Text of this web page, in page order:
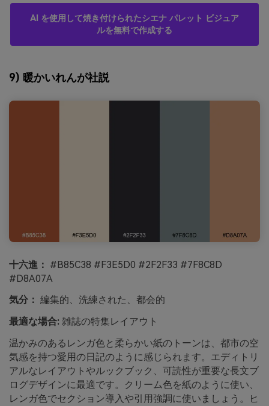
AI を使用して焼き付けられたシエナ パレット ビジュア
ルを無料で作成する
9) 暖かいれんが社説
十六進： #B85C38 #F3E5D0 #2F2F33 #7F8C8D
#D8A07A
気分： 編集的、洗練された、都会的
最適な場合: 雑誌の特集レイアウト
温かみのあるレンガ色と柔らかい紙のトーンは、都市の空
気感を持つ愛用の日記のように感じられます。エディトリ
アルなレイアウトやルックブック、可読性が重要な長文ブ
ログデザインに最適です。クリーム色を紙のように使い、
レンガ色でセクション導入や引用強調に使いましょう。ヒ